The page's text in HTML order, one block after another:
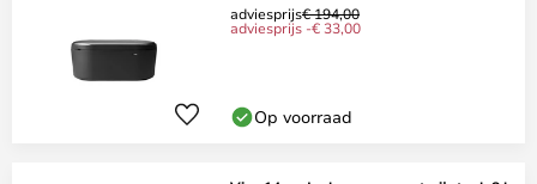
adviesprijs€ 194,00
adviesprijs -€ 33,00
Op voorraad